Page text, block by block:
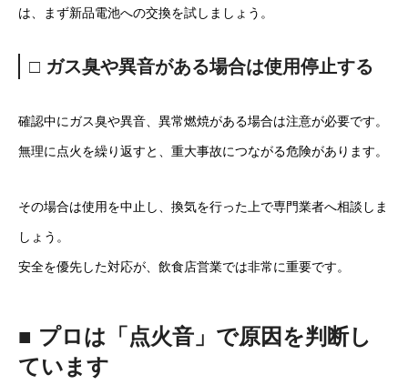
は、まず新品電池への交換を試しましょう。
□ ガス臭や異音がある場合は使用停止する
確認中にガス臭や異音、異常燃焼がある場合は注意が必要です。
無理に点火を繰り返すと、重大事故につながる危険があります。
その場合は使用を中止し、換気を行った上で専門業者へ相談しま
しょう。
安全を優先した対応が、飲食店営業では非常に重要です。
■ プロは「点火音」で原因を判断し
ています